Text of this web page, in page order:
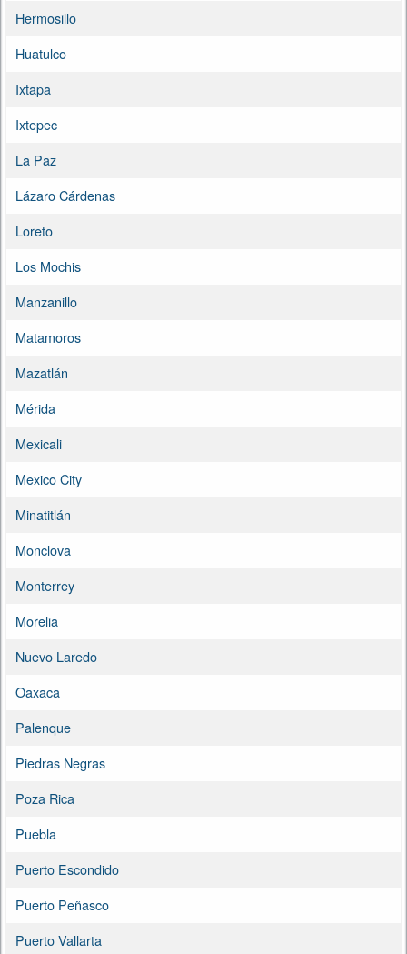
Hermosillo
Huatulco
Ixtapa
Ixtepec
La Paz
Lázaro Cárdenas
Loreto
Los Mochis
Manzanillo
Matamoros
Mazatlán
Mérida
Mexicali
Mexico City
Minatitlán
Monclova
Monterrey
Morelia
Nuevo Laredo
Oaxaca
Palenque
Piedras Negras
Poza Rica
Puebla
Puerto Escondido
Puerto Peñasco
Puerto Vallarta